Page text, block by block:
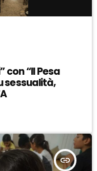
con “Il Pesa
sessualità,
insert_link